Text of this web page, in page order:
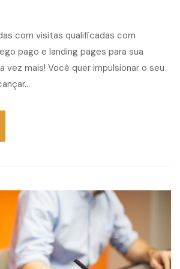
com visitas qualificadas com
pago e landing pages para sua
vez mais! Você quer impulsionar o seu